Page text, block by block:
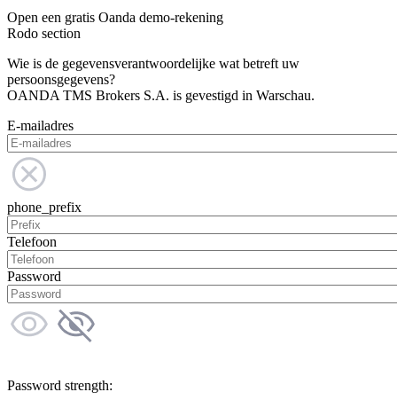
Open een gratis Oanda demo-rekening
Rodo section
Wie is de gegevensverantwoordelijke wat betreft uw
persoonsgegevens?
OANDA TMS Brokers S.A. is gevestigd in Warschau.
E-mailadres
phone_prefix
Telefoon
Password
Password strength: